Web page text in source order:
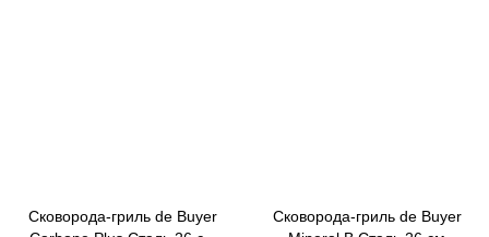
Сковорода-гриль de Buyer
Сковорода-гриль de Buyer